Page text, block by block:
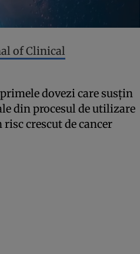
of Clinical
dovezi care susțin
din procesul de utilizare
crescut de cancer